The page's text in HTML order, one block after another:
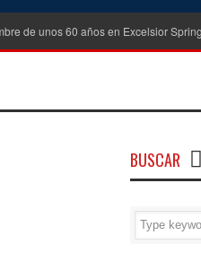
unos 60 años en Excelsior Springs
BUSCAR